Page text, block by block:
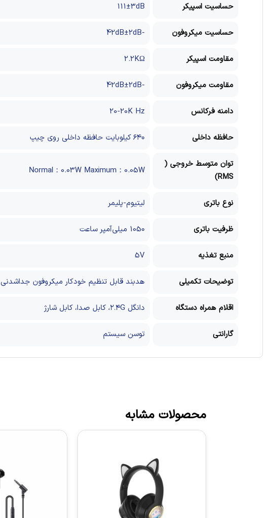
حساسیت اسپیکر 111±3dB
حساسیت میکروفون -42dB±2dB
مقاومت اسپیکر 2.2KΩ
مقاومت میکروفون -42dB±2dB
دامنه فرکانس 20-20K Hz
حافظه داخلی ۶۴۰ کیلوبایت حافظه داخلی روی چیپ
توان متوسط خروجی (
RMS)
Normal：0.03W Maximum：0.05W
نوع باتری لیتیوم-پلیمر
ظرفیت باتری 1050 میلی‌‌آمپر ساعت
منبع تغذیه 5V
توضیحات تکمیلی هدبند قابل تنظیم خودکار میکروفون جداشدنی
اقلام همراه دستگاه دانگل ۲.۴G، کابل صدا، کابل شارژ
گارانتی توسن سیستم
محصولات مشابه